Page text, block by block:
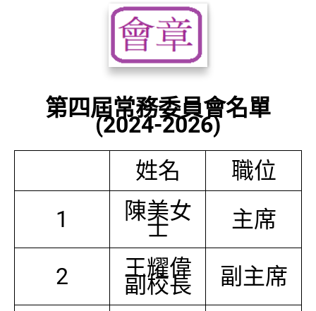
第四屆常務委員會名單
(2024-2026)
姓名
職位
1
陳美女
士 主席
2 王耀偉
副校長 副主席